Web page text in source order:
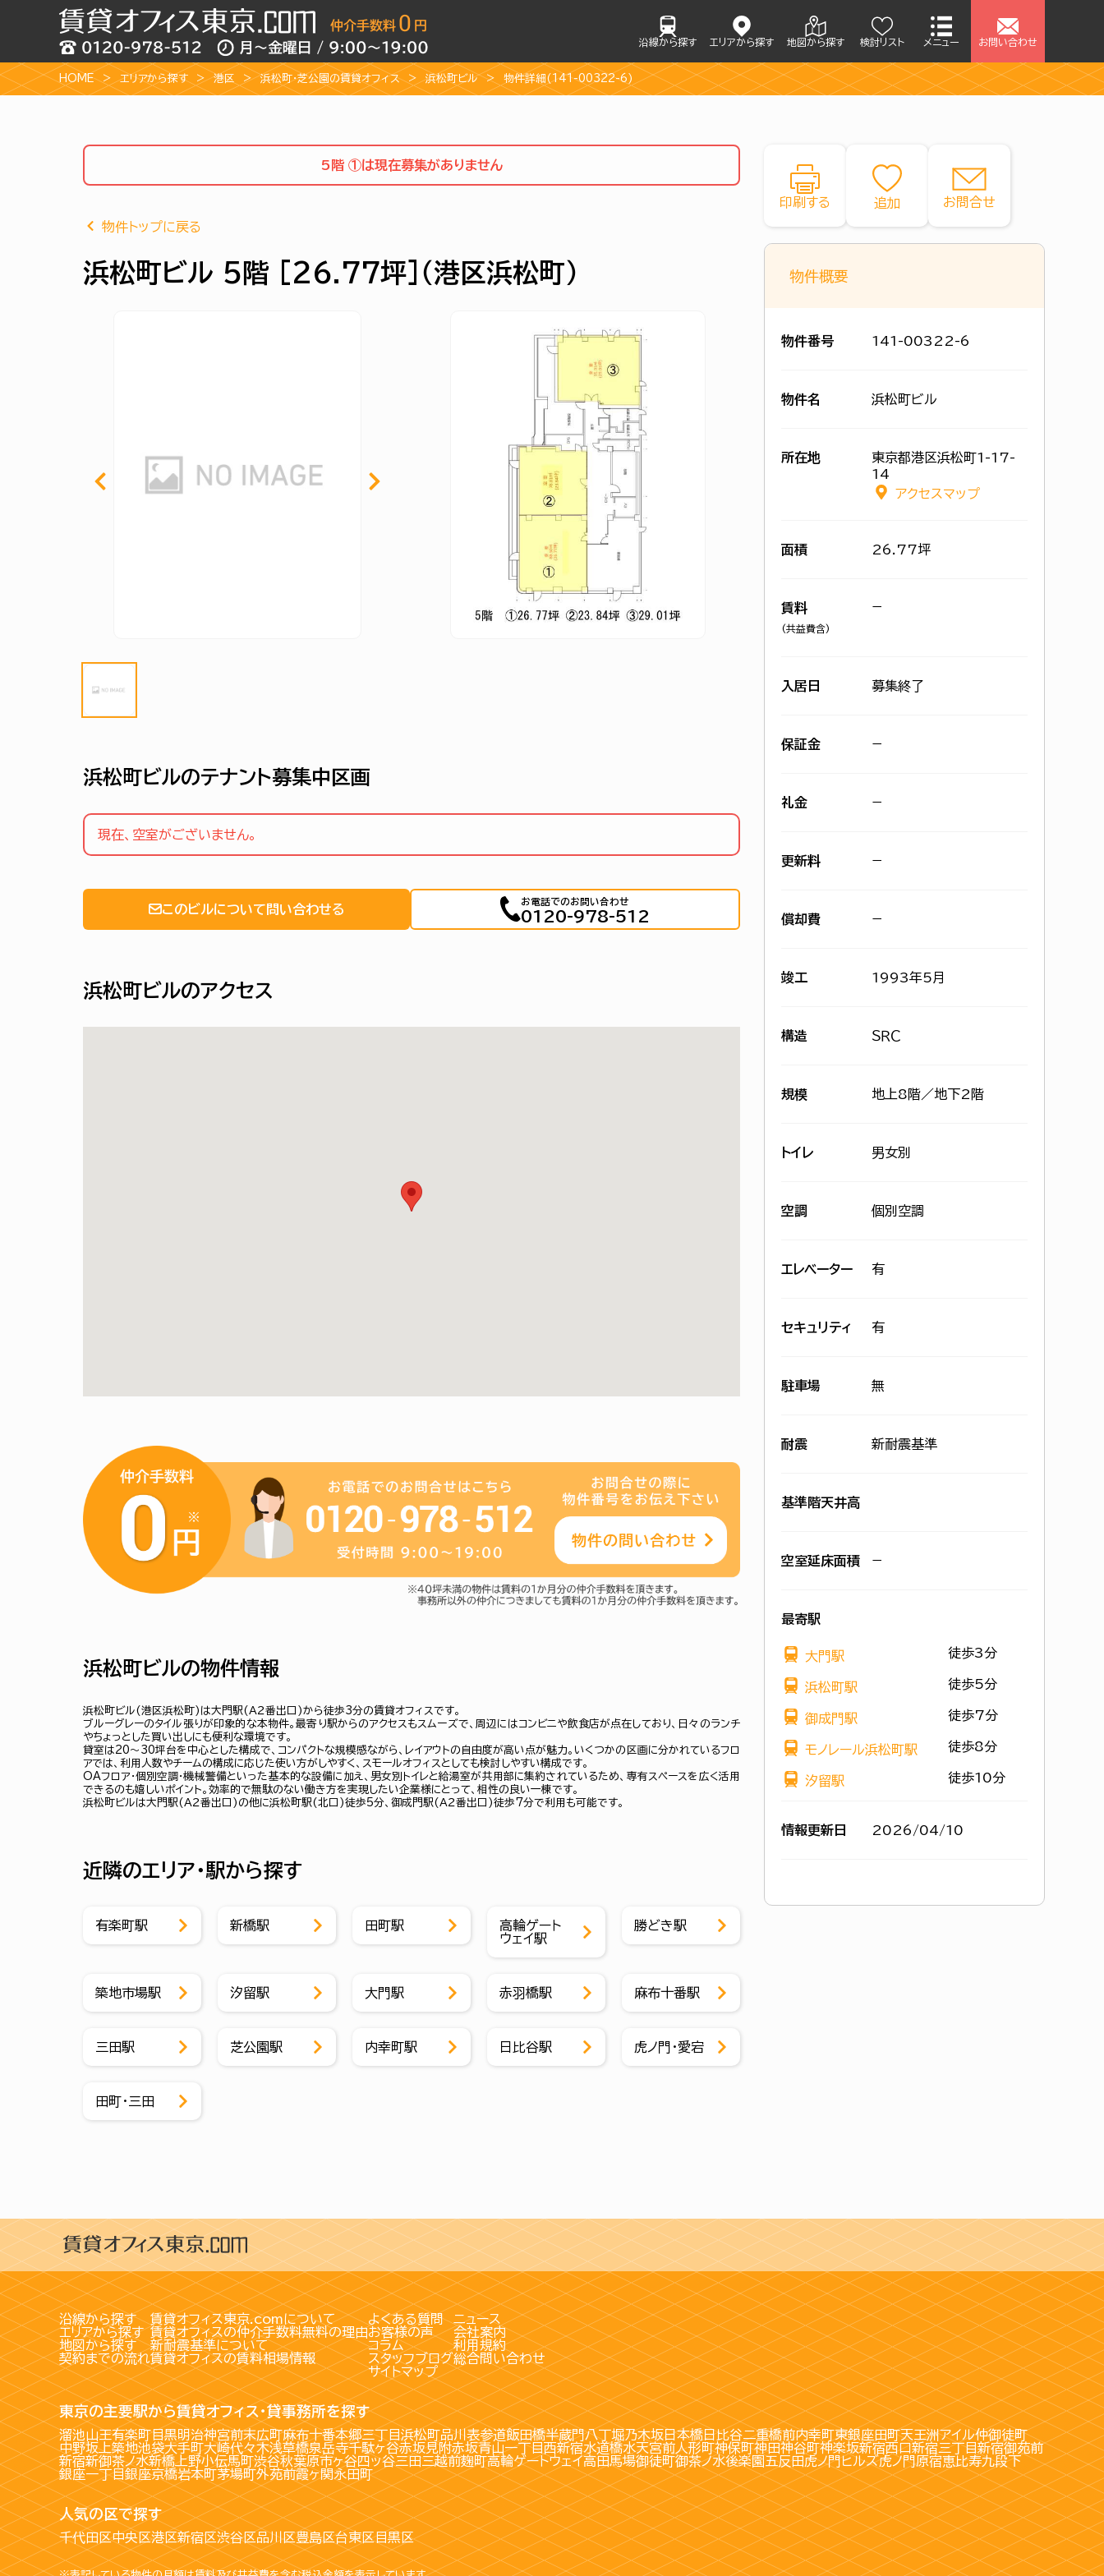
沿線から探す エリアから探す 地図から探す 検討リスト メニュー お問い合わせ
HOME エリアから探す 港区 浜松町・芝公園の賃貸オフィス 浜松町ビル 物件詳細(141-00322-6)
5階 ①は現在募集がありません
物件トップに戻る
浜松町ビル 5階 [26.77坪]（港区浜松町）
浜松町ビルのテナント募集中区画
現在、空室がございません。
このビルについて問い合わせる
お電話でのお問い合わせ
0120-978-512
浜松町ビルのアクセス
浜松町ビルの物件情報
浜松町ビル(港区浜松町)は大門駅(Ａ２番出口)から徒歩3分の賃貸オフィスです。
ブルーグレーのタイル張りが印象的な本物件。最寄り駅からのアクセスもスムーズで、周辺にはコンビニや飲食店が点在しており、日々のランチ
やちょっとした買い出しにも便利な環境です。
貸室は20〜30坪台を中心とした構成で、コンパクトな規模感ながら、レイアウトの自由度が高い点が魅力。いくつかの区画に分かれているフロ
アでは、利用人数やチームの構成に応じた使い方がしやすく、スモールオフィスとしても検討しやすい構成です。
OAフロア・個別空調・機械警備といった基本的な設備に加え、男女別トイレと給湯室が共用部に集約されているため、専有スペースを広く活用
できるのも嬉しいポイント。効率的で無駄のない働き方を実現したい企業様にとって、相性の良い一棟です。
浜松町ビルは大門駅(Ａ２番出口)の他に浜松町駅(北口)徒歩5分、御成門駅(Ａ２番出口)徒歩7分で利用も可能です。
近隣のエリア・駅から探す
有楽町駅 新橋駅 田町駅
高輪ゲート
ウェイ駅
勝どき駅
築地市場駅 汐留駅 大門駅 赤羽橋駅 麻布十番駅
三田駅 芝公園駅 内幸町駅 日比谷駅 虎ノ門・愛宕
田町・三田
印刷する お問合せ
物件概要
物件番号 141-00322-6
物件名 浜松町ビル
所在地
東京都港区浜松町1-17-
14
アクセスマップ
面積 26.77坪
賃料
(共益費含)
−
入居日 募集終了
保証金 −
礼金 −
更新料 −
償却費 −
竣工 1993年5月
構造 ＳＲＣ
規模 地上8階／地下2階
トイレ 男女別
空調 個別空調
エレベーター 有
セキュリティ 有
駐車場 無
耐震 新耐震基準
基準階天井高
空室延床面積 −
最寄駅
大門駅 徒歩3分
浜松町駅 徒歩5分
御成門駅 徒歩7分
モノレール浜松町駅 徒歩8分
汐留駅 徒歩10分
情報更新日 2026/04/10
沿線から探す
エリアから探す
地図から探す
契約までの流れ
賃貸オフィス東京.comについて
賃貸オフィスの仲介手数料無料の理由
新耐震基準について
賃貸オフィスの賃料相場情報
よくある質問
お客様の声
コラム
スタッフブログ
サイトマップ
ニュース
会社案内
利用規約
総合問い合わせ
東京の主要駅から賃貸オフィス・貸事務所を探す
溜池山王有楽町目黒明治神宮前末広町麻布十番本郷三丁目浜松町品川表参道飯田橋半蔵門八丁堀乃木坂日本橋日比谷二重橋前内幸町東銀座田町天王洲アイル仲御徒町
中野坂上築地池袋大手町大崎代々木浅草橋泉岳寺千駄ヶ谷赤坂見附赤坂青山一丁目 西新宿水道橋水天宮前 人形町神保町神田神谷町神楽坂新宿西口新宿三丁目新宿御苑前
新宿新御茶ノ水新橋上野小伝馬町渋谷秋葉原市ヶ谷四ッ谷三田三越前麹町高輪ゲートウェイ高田馬場御徒町御茶ノ水後楽園五反田虎ノ門ヒルズ虎ノ門原宿恵比寿九段下
銀座一丁目銀座京橋岩本町茅場町外苑前霞ヶ関永田町
人気の区で探す
千代田区中央区港区新宿区渋谷区品川区豊島区台東区目黒区